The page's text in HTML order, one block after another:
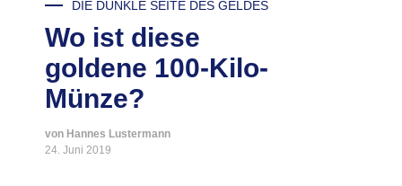
DIE DUNKLE SEITE DES GELDES
Wo ist diese
goldene 100-Kilo-
Münze?
von Hannes Lustermann
24. Juni 2019